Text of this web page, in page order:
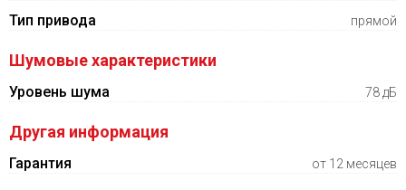
Тип привода прямой
Шумовые характеристики
Уровень шума 78 дБ
Другая информация
Гарантия от 12 месяцев